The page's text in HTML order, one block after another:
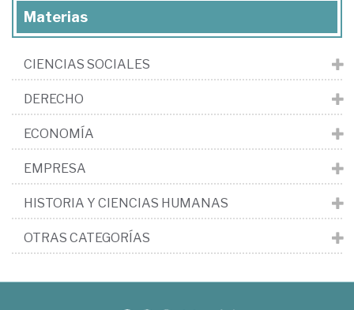
Materias
CIENCIAS SOCIALES
DERECHO
ECONOMÍA
EMPRESA
HISTORIA Y CIENCIAS HUMANAS
OTRAS CATEGORÍAS